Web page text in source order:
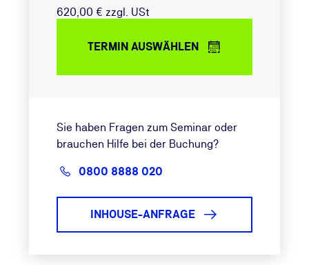
620,00 € zzgl. USt
TERMIN AUSWÄHLEN
Sie haben Fragen zum Seminar oder
brauchen Hilfe bei der Buchung?
0800 8888 020
INHOUSE-ANFRAGE